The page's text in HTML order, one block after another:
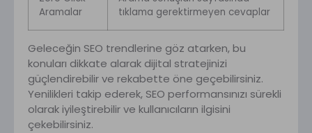
Aramalar
tıklama gerektirmeyen cevaplar
Geleceğin SEO trendlerine göz atarken, bu
konuları dikkate alarak dijital stratejinizi
güçlendirebilir ve rekabette öne geçebilirsiniz.
Yenilikleri takip ederek, SEO performansınızı sürekli
olarak iyileştirebilir ve kullanıcıların ilgisini
çekebilirsiniz.